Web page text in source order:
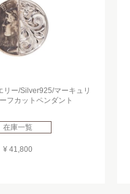
リー/Silver925/マーキュリ
フカットペンダント
在庫一覧
¥ 41,800